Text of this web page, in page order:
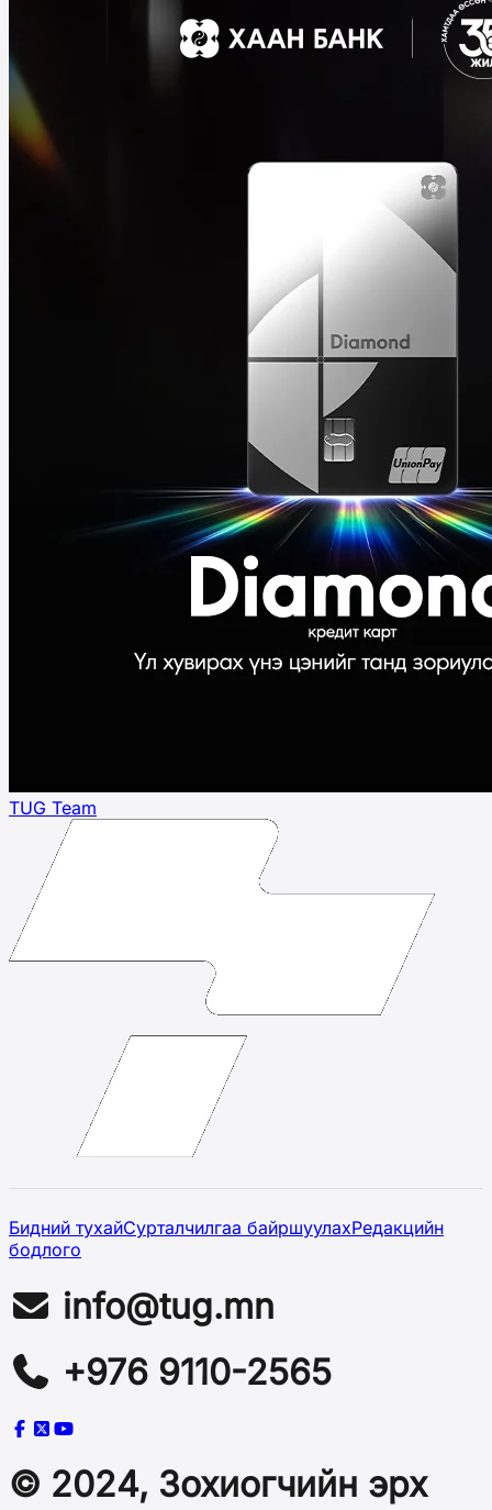
TUG Team
Бидний тухайСурталчилгаа байршуулахРедакцийн
бодлого
info@tug.mn
+976 9110-2565
© 2024, Зохиогчийн эрх